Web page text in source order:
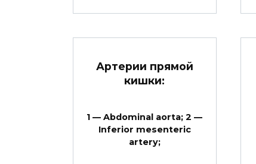
Артерии прямой
кишки:
1 — Abdominal aorta; 2 —
Inferior mesenteric
artery;